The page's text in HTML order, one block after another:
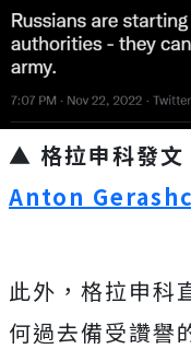
▲ 格拉申科發文
Anton
此外，格拉申科
何過去備受讚譽